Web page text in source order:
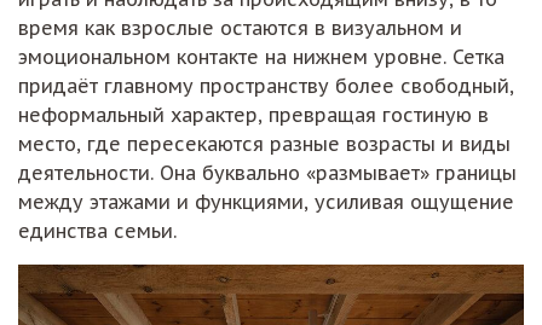
время как взрослые остаются в визуальном и
эмоциональном контакте на нижнем уровне. Сетка
придаёт главному пространству более свободный,
неформальный характер, превращая гостиную в
место, где пересекаются разные возрасты и виды
деятельности. Она буквально «размывает» границы
между этажами и функциями, усиливая ощущение
единства семьи.